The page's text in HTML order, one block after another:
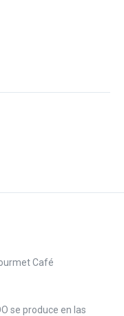
se produce en las